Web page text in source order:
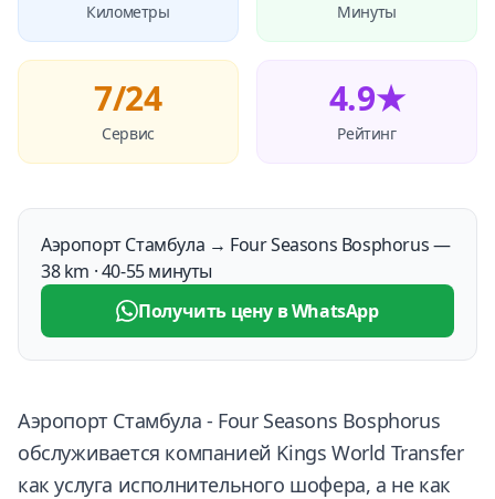
Километры Минуты
7/24
Сервис
4.9★
Рейтинг
Аэропорт Стамбула → Four Seasons Bosphorus —
38 km · 40-55 минуты
Получить цену в WhatsApp
Аэропорт Стамбула - Four Seasons Bosphorus
обслуживается компанией Kings World Transfer
как услуга исполнительного шофера, а не как